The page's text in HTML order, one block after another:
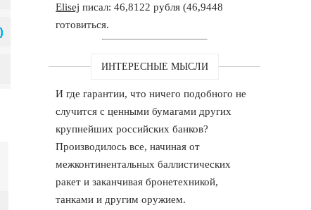
Elisej писал: 46,8122 рубля (46,9448
готовиться.
ИНТЕРЕСНЫЕ МЫСЛИ
И где гарантии, что ничего подобного не
случится с ценными бумагами других
крупнейших российских банков?
Производилось все, начиная от
межконтинентальных баллистических
ракет и заканчивая бронетехникой,
танками и другим оружием.